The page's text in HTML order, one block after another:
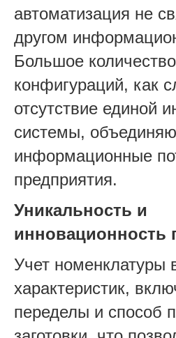
автоматизация не
другом
Большое
конфигураций, как
отсутствие единой
системы,
информационные
предприятия.
Уникальность и
инновационность
Учет номенклатуры
характеристик,
переделы и способ